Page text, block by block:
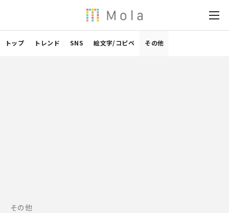
トップ トレンド SNS 絵文字/コピペ その他
その他